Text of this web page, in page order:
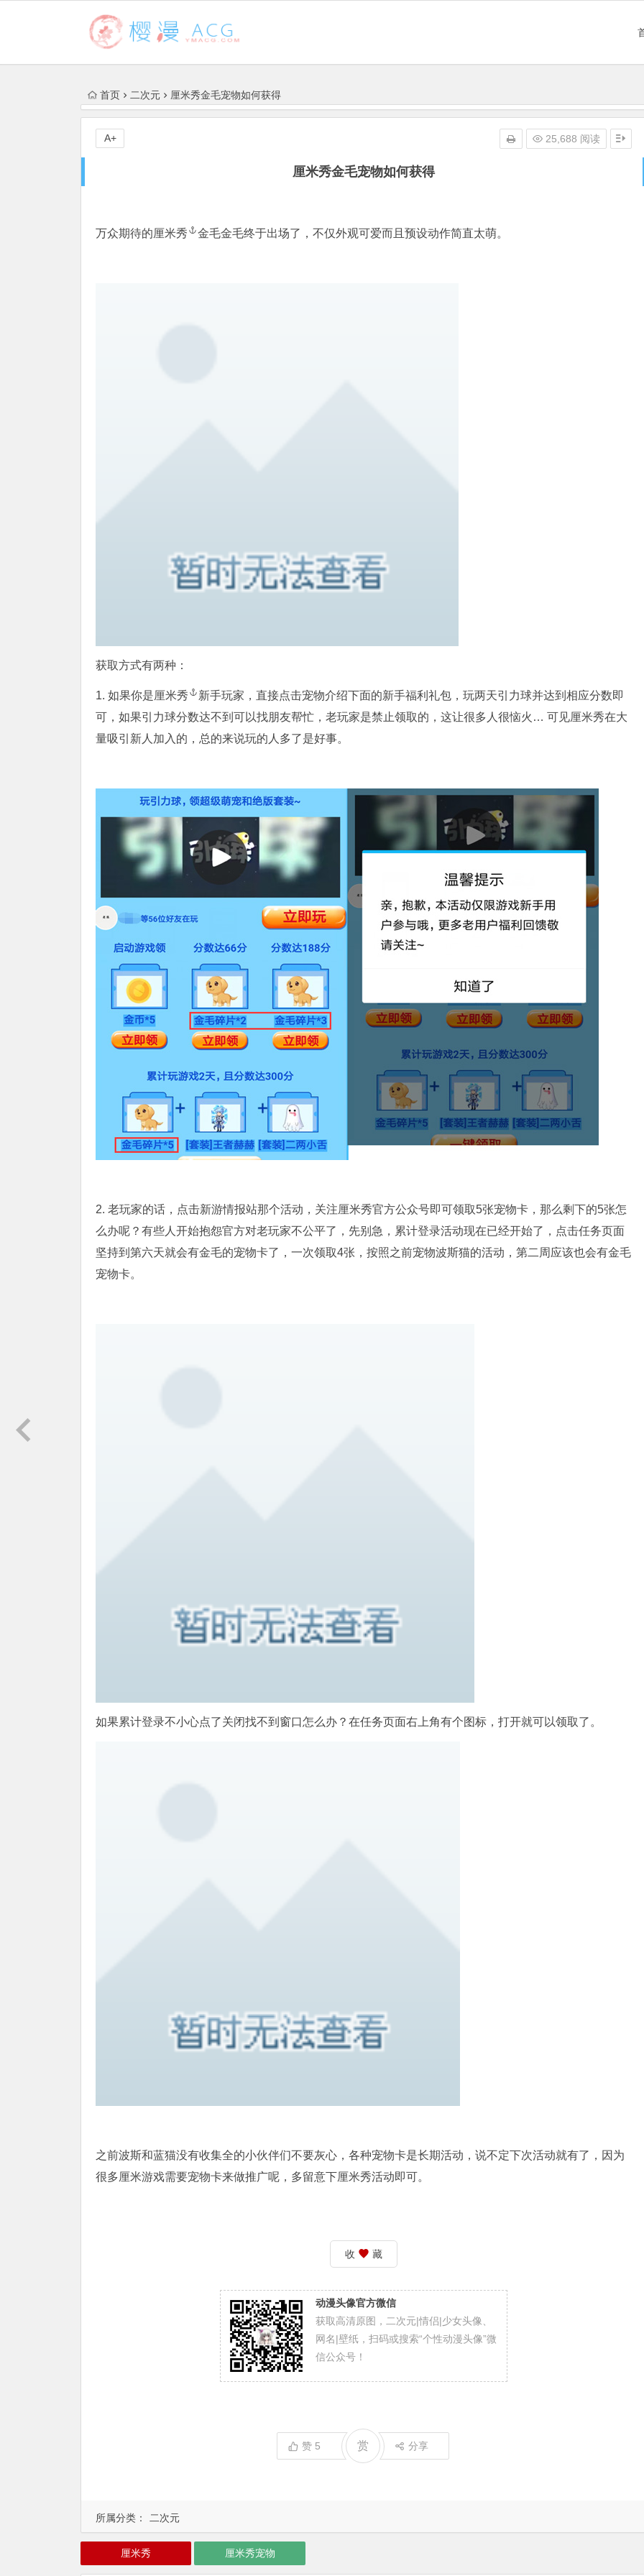
首页 二次元 厘米秀金毛宠物如何获得
厘米秀金毛宠物如何获得
25,688 阅读
A+
所属分类： 二次元
万众期待的厘米秀 金毛金毛终于出场了，不仅外观可爱而且预设动作简直太萌。
获取方式有两种：
1. 如果你是厘米秀
新手玩家，直接点击宠物介绍下面的新手福利礼包，玩两天引力球并达到相应分数即
可，如果引力球分数达不到可以找朋友帮忙，老玩家是禁止领取的，这让很多人很恼火… 可见厘米秀在大
量吸引新人加入的，总的来说玩的人多了是好事。
2. 老玩家的话，点击新游情报站那个活动，关注厘米秀官方公众号即可领取5张宠物卡，那么剩下的5张怎
么办呢？有些人开始抱怨官方对老玩家不公平了，先别急，累计登录活动现在已经开始了，点击任务页面
坚持到第六天就会有金毛的宠物卡了，一次领取4张，按照之前宠物波斯猫的活动，第二周应该也会有金毛
宠物卡。
如果累计登录不小心点了关闭找不到窗口怎么办？在任务页面右上角有个图标，打开就可以领取了。
之前波斯和蓝猫没有收集全的小伙伴们不要灰心，各种宠物卡是长期活动，说不定下次活动就有了，因为
很多厘米游戏需要宠物卡来做推广呢，多留意下厘米秀活动即可。
收 藏
动漫头像官方微信
获取高清原图，二次元|情侣|少女头像、
网名|壁纸，扫码或搜索“个性动漫头像”微
信公众号！
赞 5 赏 分享
厘米秀 厘米秀宠物